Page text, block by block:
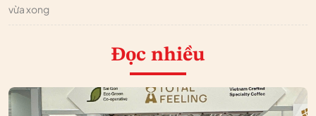
vừa xong
Đọc nhiều